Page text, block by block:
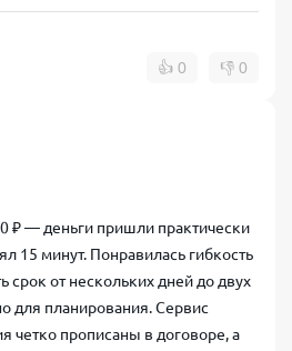
👍 0 👎 0
₽ — деньги пришли практически
15 минут. Понравилась гибкость
срок от нескольких дней до двух
для планирования. Сервис
четко прописаны в договоре, а